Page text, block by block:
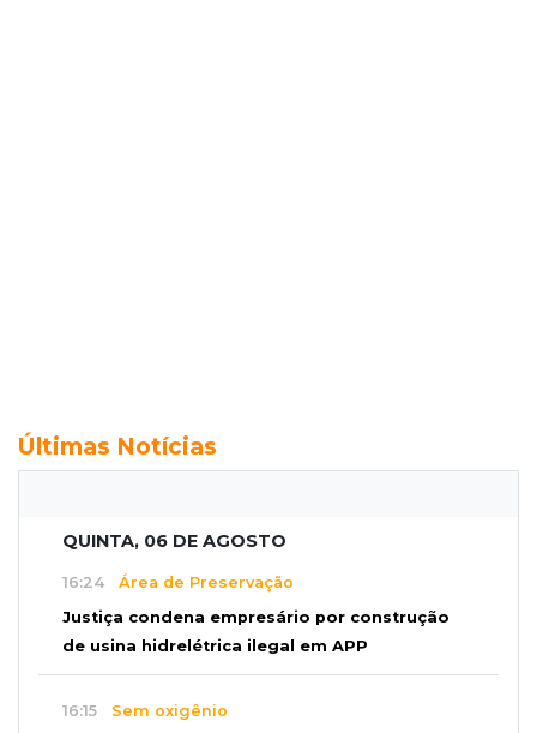
Últimas Notícias
QUINTA, 06 DE AGOSTO
16:24 Área de Preservação
Justiça condena empresário por construção
de usina hidrelétrica ilegal em APP
16:15 Sem oxigênio